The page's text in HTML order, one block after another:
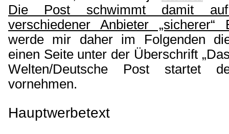
Die Post schwimmt damit
verschiedener Anbieter „sicherer“
werde mir daher im Folgenden
einen Seite unter der Überschrift
Welten/Deutsche Post startet
vornehmen.
Hauptwerbetext